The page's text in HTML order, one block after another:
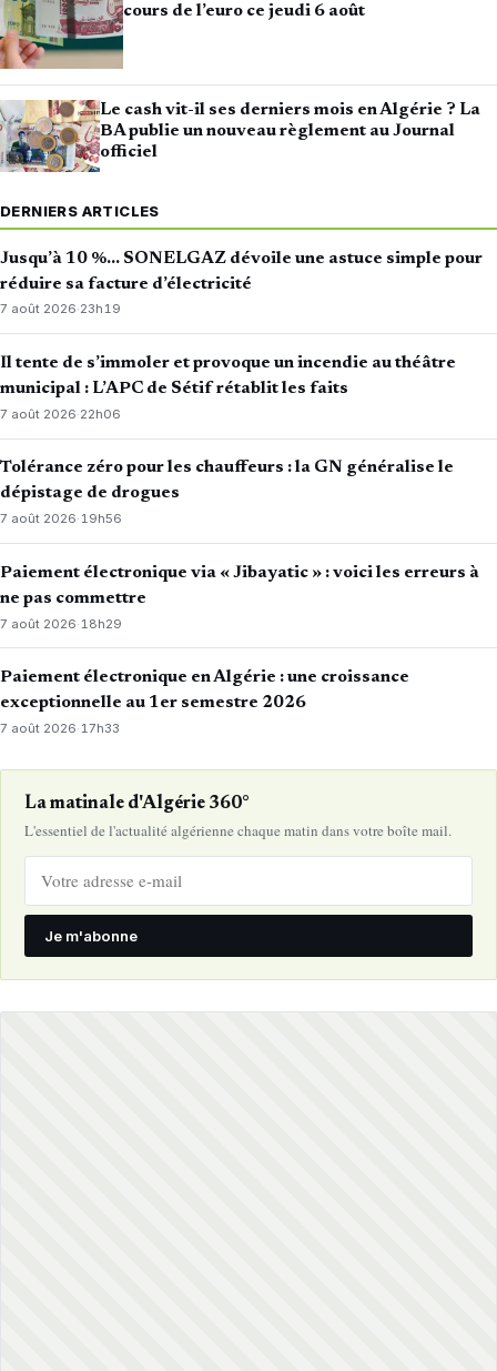
cours de l’euro ce jeudi 6 août
Le cash vit-il ses derniers mois en Algérie ? La
BA publie un nouveau règlement au Journal
officiel
DERNIERS ARTICLES
Jusqu’à 10 %… SONELGAZ dévoile une astuce simple pour
réduire sa facture d’électricité
7 août 2026·23h19
Il tente de s’immoler et provoque un incendie au théâtre
municipal : L’APC de Sétif rétablit les faits
7 août 2026·22h06
Tolérance zéro pour les chauffeurs : la GN généralise le
dépistage de drogues
7 août 2026·19h56
Paiement électronique via « Jibayatic » : voici les erreurs à
ne pas commettre
7 août 2026· 18h29
Paiement électronique en Algérie : une croissance
exceptionnelle au 1er semestre 2026
7 août 2026·17h33
La matinale d'Algérie 360°
L'essentiel de l'actualité algérienne chaque matin dans votre boîte mail.
Je m'abonne